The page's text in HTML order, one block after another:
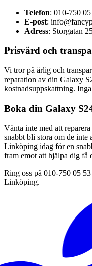
Telefon: 010-750
E-post:
Adress: Storgatan
Prisvärd och
Vi tror på ärlig och
reparation av din Galaxy
kostnadsuppskattning.
Boka din Galaxy
Vänta inte med att
snabbt bli stora om de inte
Linköping idag för en
fram emot att hjälpa dig få
Ring oss på 010-750 05
Linköping.